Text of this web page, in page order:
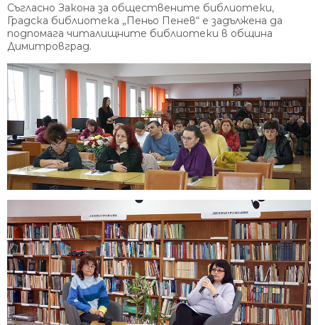
Съгласно Закона за обществените библиотеки,
Градска библиотека „Пеньо Пенев“ е задължена да
подпомага читалищните библиотеки в община
Димитровград.